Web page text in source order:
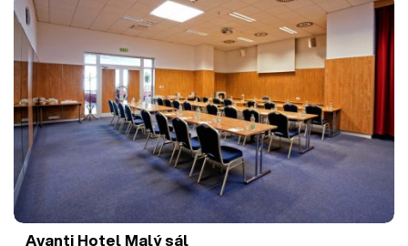
Avanti Hotel Malý sál